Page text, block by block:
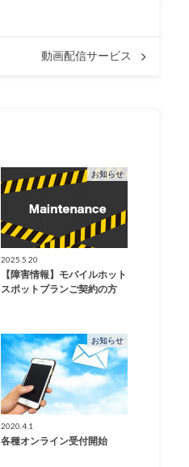
動画配信サービス
お知らせ
2025.5.20
【障害情報】モバイルホット
スポットプランご契約の方
お知らせ
2020.4.1
各種オンライン受付開始